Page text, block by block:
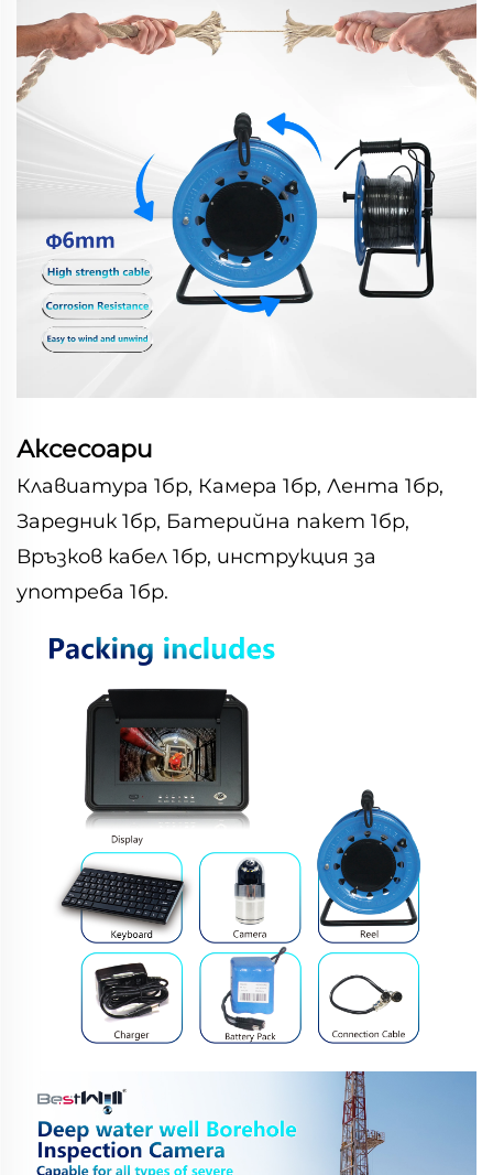
Аксесоари
Клавиатура 1бр, Камера 1бр, Лента 1бр,
Заредник 1бр, Батерийна пакет 1бр,
Връзков кабел 1бр, инструкция за
употреба 1бр.